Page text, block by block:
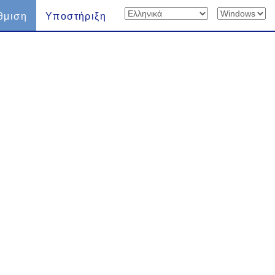
Υποστήριξη